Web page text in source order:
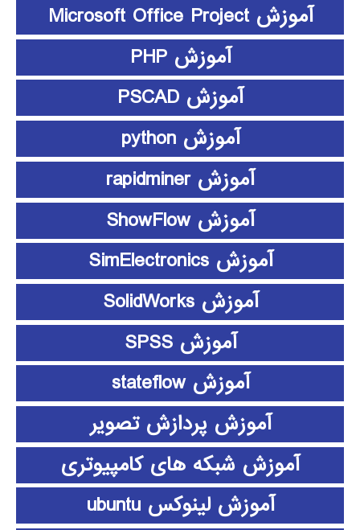
آموزش Microsoft Office Project
آموزش PHP
آموزش PSCAD
آموزش python
آموزش rapidminer
آموزش ShowFlow
آموزش SimElectronics
آموزش SolidWorks
آموزش SPSS
آموزش stateflow
آموزش پردازش تصویر
آموزش شبکه های کامپیوتری
آموزش لینوکس ubuntu